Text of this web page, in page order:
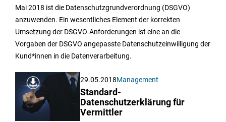
Mai 2018 ist die Datenschutzgrundverordnung (DSGVO)
anzuwenden. Ein wesentliches Element der korrekten
Umsetzung der DSGVO-Anforderungen ist eine an die
Vorgaben der DSGVO angepasste Datenschutzeinwilligung der
Kund*innen in die Datenverarbeitung.
29.05.2018Management
Standard-
Datenschutzerklärung für
Vermittler